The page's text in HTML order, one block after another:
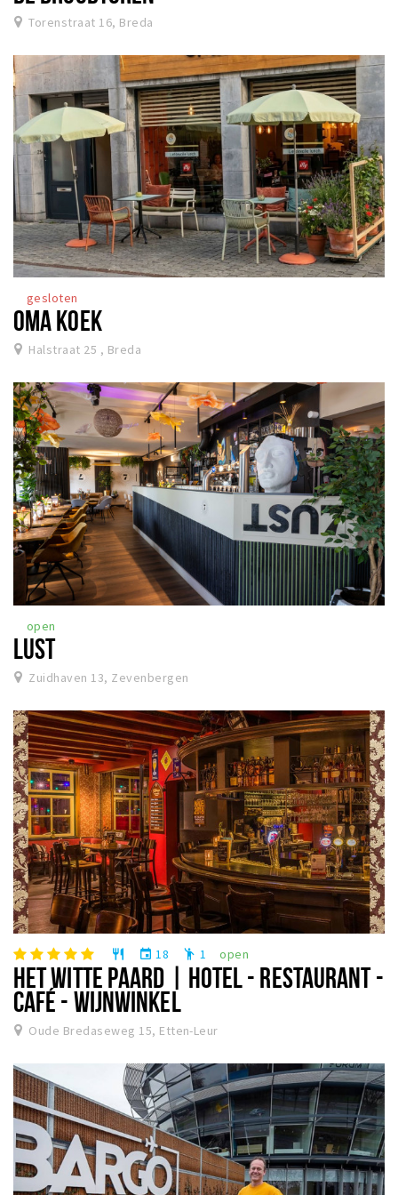
Torenstraat 16, Breda
gesloten
OMA KOEK
Halstraat 25 , Breda
open
LUST
Zuidhaven 13, Zevenbergen
restaurant event 18 emoji_people 1 open
HET WITTE PAARD | HOTEL - RESTAURANT -
CAFÉ - WIJNWINKEL
Oude Bredaseweg 15, Etten-Leur